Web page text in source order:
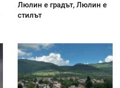
Люлин е градът, Люлин е
стилът